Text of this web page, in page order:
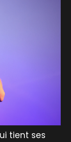
tient ses